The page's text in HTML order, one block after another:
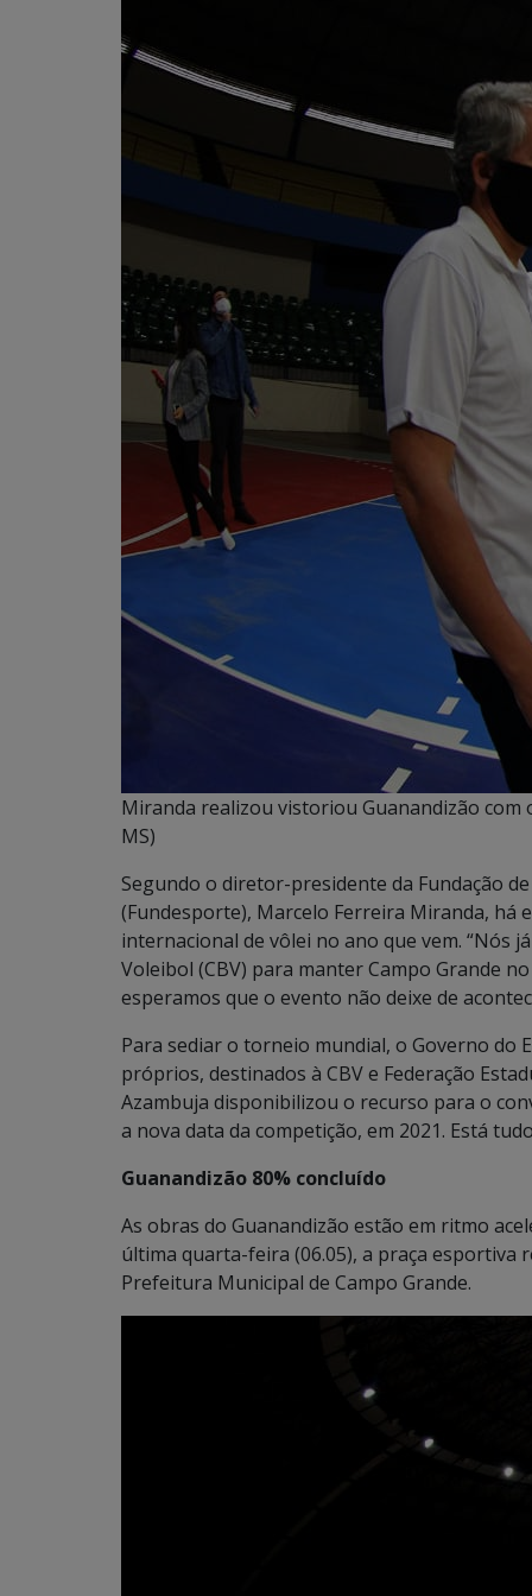
Miranda realizou vistoriou Guanandizão com
MS)
Segundo o diretor-presidente da Fundação
(Fundesporte), Marcelo Ferreira Miranda, há
internacional de vôlei no ano que vem. “Nós
Voleibol (CBV) para manter Campo Grande
esperamos que o evento não deixe de
Para sediar o torneio mundial, o Governo do
próprios, destinados à CBV e Federação
Azambuja disponibilizou o recurso para o
a nova data da competição, em 2021. Está
Guanandizão 80% concluído
As obras do Guanandizão estão em ritmo
última quarta-feira (06.05), a praça esportiva
Prefeitura Municipal de Campo Grande.